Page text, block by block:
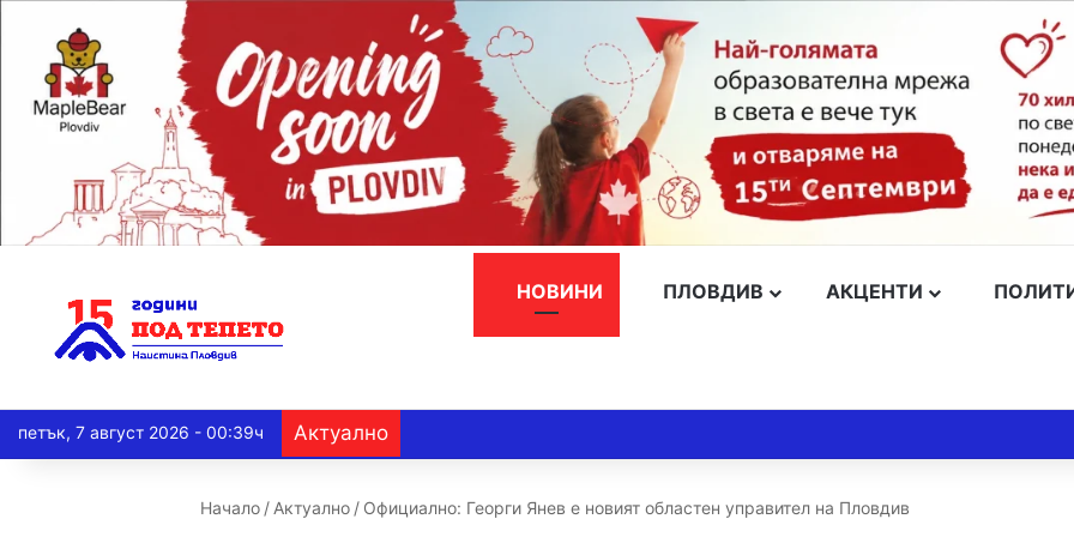
НОВИНИ ПЛОВДИВ АКЦЕНТИ
петък, 7 август 2026 - 00:39ч Актуално
Начало / Актуално / Официално: Георги Янев е новият областен управител на Пловдив